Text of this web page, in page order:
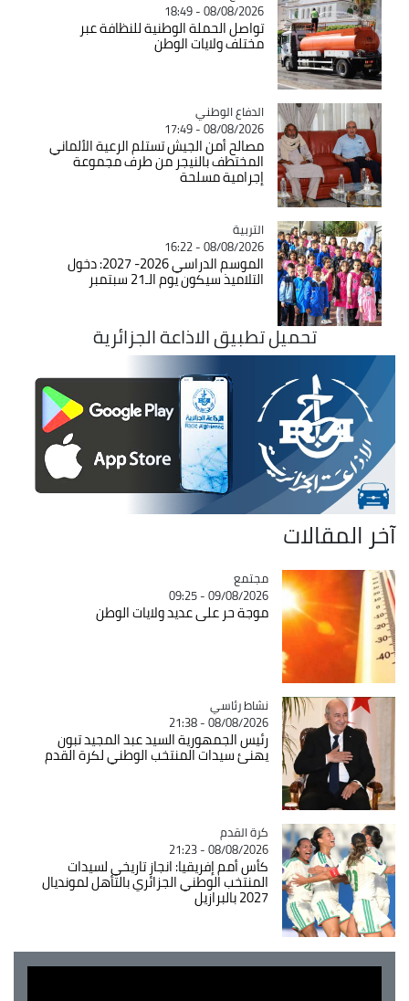
08/08/2026 - 18:49
تواصل الحملة الوطنية للنظافة عبر
مختلف ولايات الوطن
Catégorie
الدفاع الوطني
08/08/2026 - 17:49
مصالح أمن الجيش تستلم الرعية الألماني
المختطف بالنيجر من طرف مجموعة
إجرامية مسلحة
Catégorie
التربية
08/08/2026 - 16:22
الموسم الدراسي 2026- 2027: دخول
التلاميذ سيكون يوم الـ21 سبتمبر
تحميل تطبيق الاذاعة الجزائرية
آخر المقالات
Catégorie
مجتمع
09/08/2026 - 09:25
موجة حر على عديد ولايات الوطن
Catégorie
نشاط رئاسي
08/08/2026 - 21:38
رئيس الجمهورية السيد عبد المجيد تبون
يهنئ سيدات المنتخب الوطني لكرة القدم
Catégorie
كرة القدم
08/08/2026 - 21:23
كأس أمم إفريقيا: انجاز تاريخي لسيدات
المنتخب الوطني الجزائري بالتأهل لمونديال
2027 بالبرازيل